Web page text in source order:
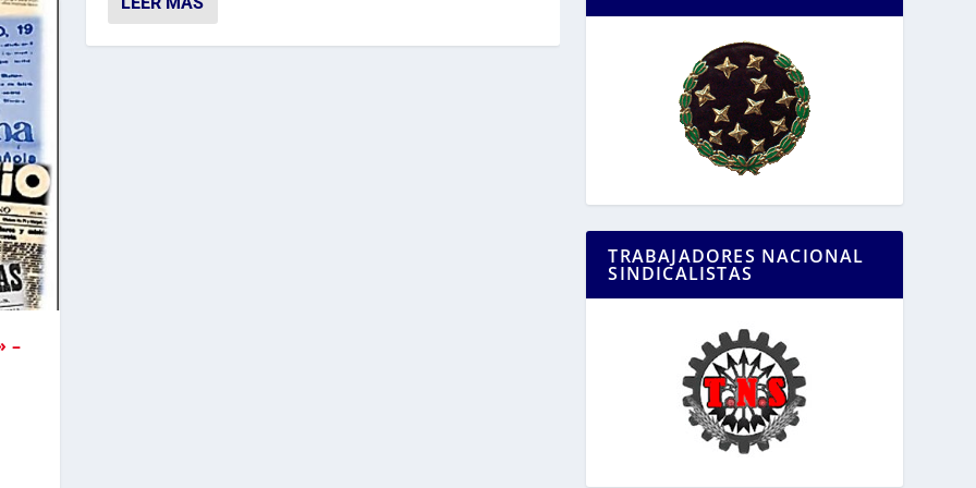
–
TRABAJADORES NACIONAL
SINDICALISTAS